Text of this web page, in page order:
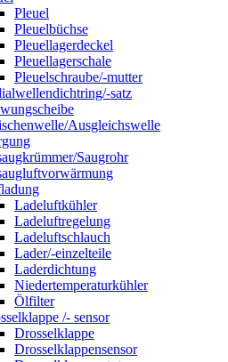
Pleuel
Pleuelbüchse
Pleuellagerdeckel
Pleuellagerschale
Pleuelschraube/-mutter
satz
Ausgleichswelle
Saugrohr
Ladeluftkühler
Ladeluftregelung
Ladeluftschlauch
Lader/-einzelteile
Laderdichtung
Niedertemperaturkühler
Ölfilter
/- sensor
Drosselklappe
Drosselklappensensor